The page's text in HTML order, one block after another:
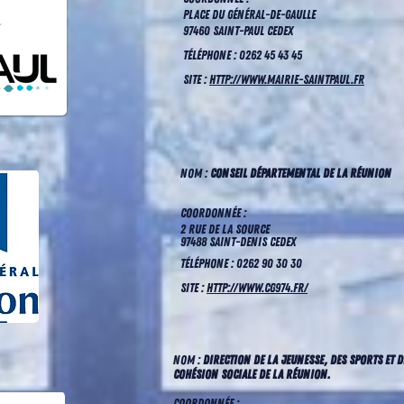
Place du Général-de-Gaulle
97460 Saint-Paul cedex
TÉLÉPHONE : 0262 45 43 45
SITE :http://www.mairie-saintpaul.fr
NOM :Conseil départemental de la Réunion
COORDONNÉE :
2 rue de la source
97488 Saint-Denis cedex
TÉLÉPHONE : 0262 90 30 30
SITE :http://www.cg974.fr/
NOM :Direction de la jeunesse, des sports et
cohésion sociale de la Réunion.